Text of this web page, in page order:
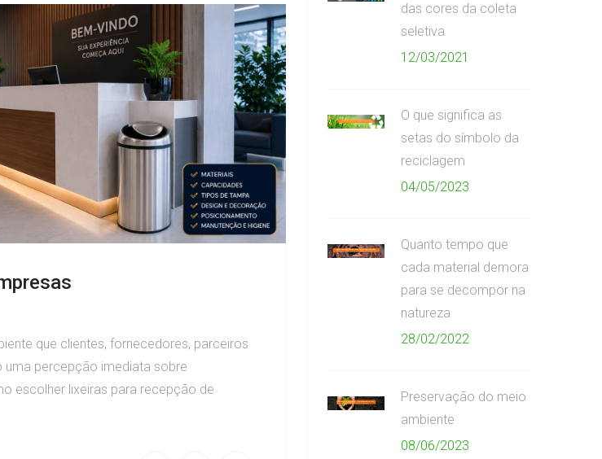
que clientes, fornecedores, parceiros
percepção imediata sobre
escolher lixeiras para recepção de
das cores da coleta
seletiva
12/03/2021
O que significa as
setas do símbolo da
reciclagem
04/05/2023
Quanto tempo que
cada material demora
para se decompor na
natureza
28/02/2022
Preservação do meio
ambiente
08/06/2023